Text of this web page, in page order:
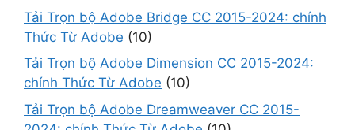
Tải Trọn bộ Adobe Bridge CC 2015-2024: chính
Thức Từ Adobe (10)
Tải Trọn bộ Adobe Dimension CC 2015-2024:
chính Thức Từ Adobe (10)
Tải Trọn bộ Adobe Dreamweaver CC 2015-